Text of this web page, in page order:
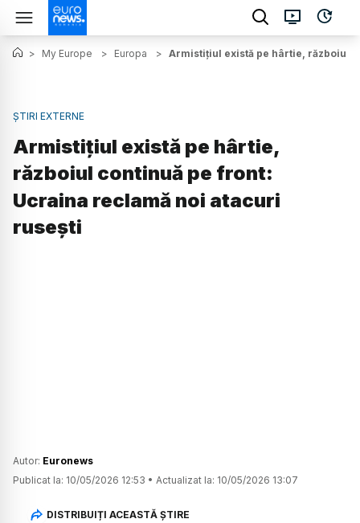
> My Europe > Europa > Armistițiul există pe hârtie, războiul
ȘTIRI EXTERNE
Armistițiul există pe hârtie,
războiul continuă pe front:
Ucraina reclamă noi atacuri
rusești
Autor: Euronews
Publicat la: 10/05/2026 12:53 • Actualizat la: 10/05/2026 13:07
DISTRIBUIȚI ACEASTĂ ȘTIRE